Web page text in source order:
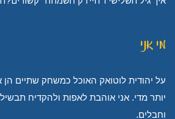
מי אני
על יהודית לוטואק האוכל כמשחק שתיים הן
יותר מדי. אני אוהבת לאפות ולהקדיח
וחבלים.